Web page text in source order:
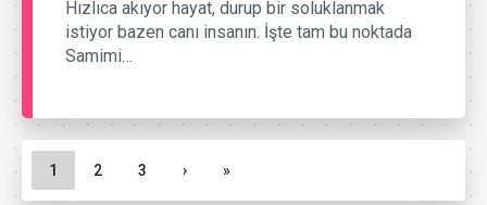
Hızlıca akıyor hayat, durup bir soluklanmak
istiyor bazen canı insanın. İşte tam bu noktada
Samimi…
Sayfa gezinme
Geçerli Sayfa
1 Sayfa
2 Sayfa
3 › »